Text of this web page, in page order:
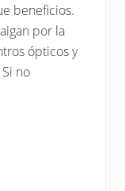
beneficios.
por la
ópticos y
no